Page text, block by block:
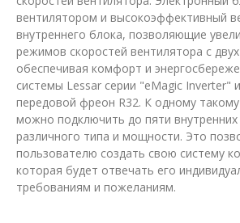
вентилятором и высокоэффективный
внутреннего блока, позволяющие
режимов скоростей вентилятора с
обеспечивая комфорт и
системы Lessar серии "eMagic Inverter"
передовой фреон R32. К одному
можно подключить до пяти
различного типа и мощности. Это
пользователю создать свою систему
которая будет отвечать его
требованиям и пожеланиям.